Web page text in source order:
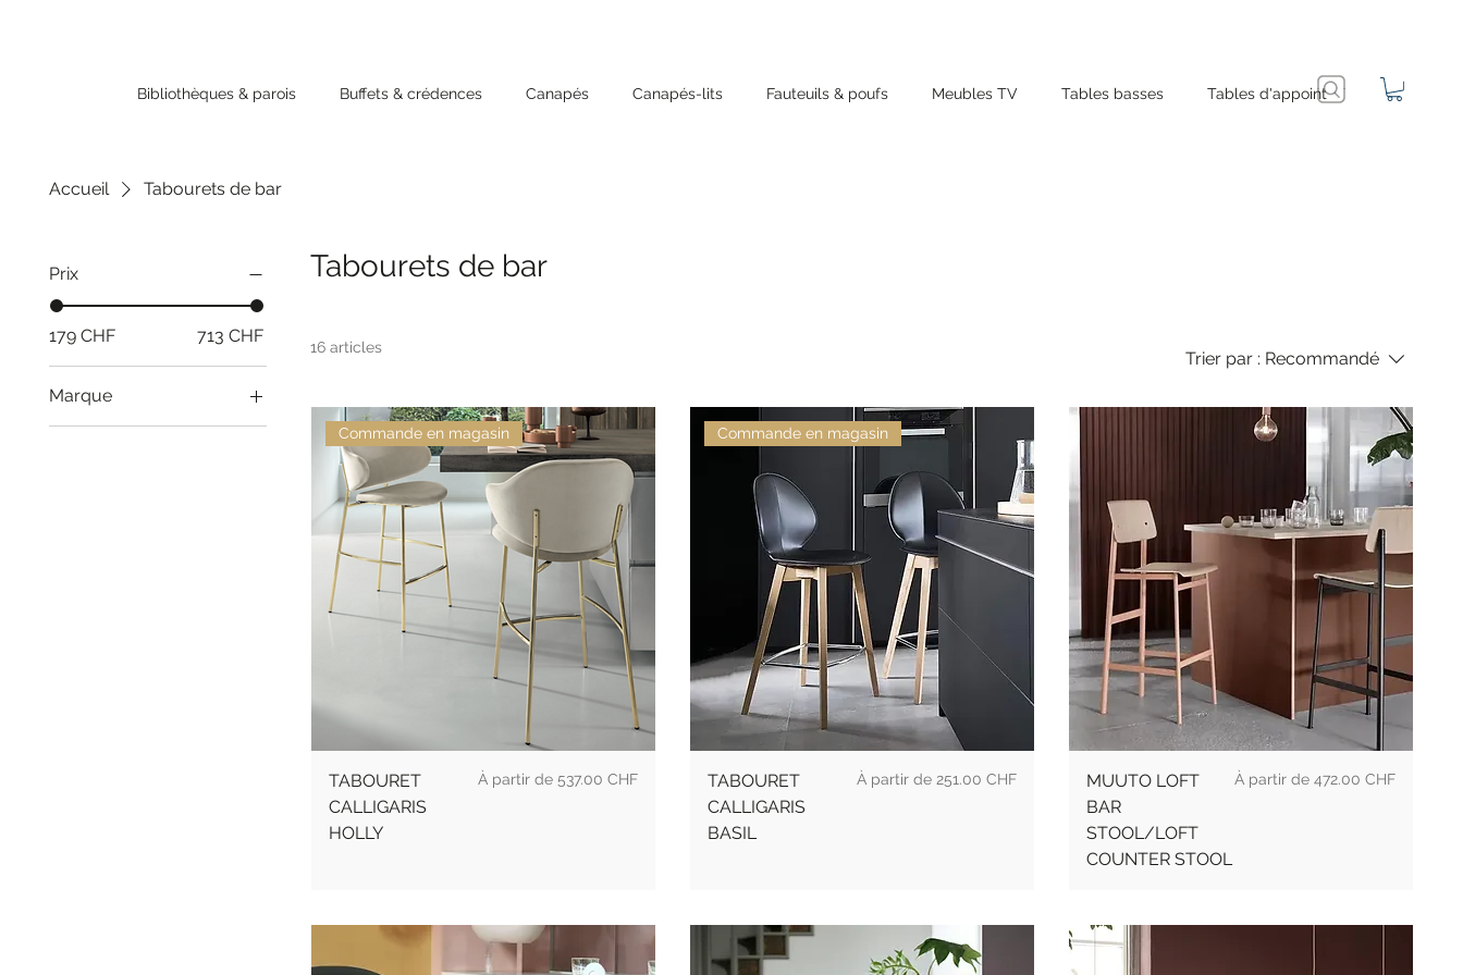
Bibliothèques & parois Buffets & crédences Canapés Canapés-lits Fauteuils & poufs Meubles TV Tables basses Tables d'appoint
Accueil Tabourets de bar
Prix
179 CHF 713 CHF
Marque
Tabourets de bar
16 articles
Trier par : Recommandé
Commande en magasin
TABOURET
CALLIGARIS
HOLLY
À partir de 537.00 CHF
Prix promotionnel
Commande en magasin
TABOURET
CALLIGARIS
BASIL
À partir de 251.00 CHF
Prix promotionnel
MUUTO LOFT
BAR
STOOL/LOFT
COUNTER STOOL
Prix 472.00 CHF